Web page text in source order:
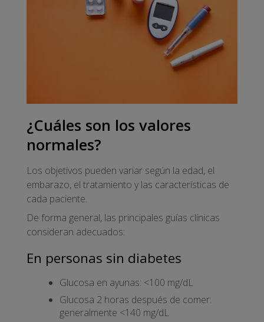
¿Cuáles son los valores
normales?
Los objetivos pueden variar según la edad, el
embarazo, el tratamiento y las características de
cada paciente.
De forma general, las principales guías clínicas
consideran adecuados:
En personas sin diabetes
Glucosa en ayunas: <100 mg/dL
Glucosa 2 horas después de comer:
generalmente <140 mg/dL